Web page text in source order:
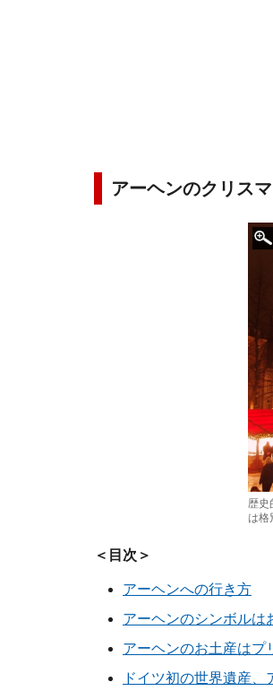
アーヘンのクリス
歴史
は格
＜目次＞
アーヘンへの行き方
アーヘンのシンボルは
アーヘンのお土産はプ
ドイツ初の世界遺産、